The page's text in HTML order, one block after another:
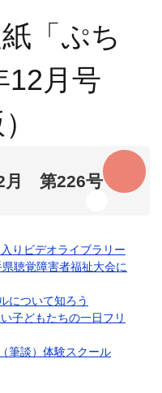
「ぷち
12月号
月 第226号
りビデオライブラリー
聴覚障害者福祉大会に
について知ろう
子どもたちの一日フリ
筆談）体験スクール